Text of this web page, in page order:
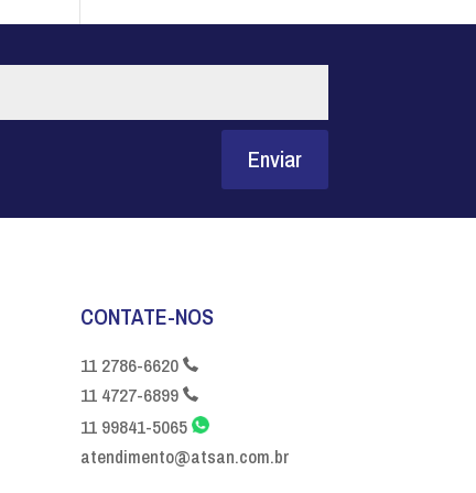
Enviar
CONTATE-NOS
11 2786-6620
11 4727-6899
11 99841-5065
atendimento@atsan.com.br